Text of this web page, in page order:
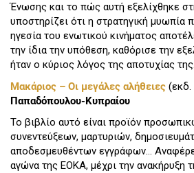
Ένωσης και το πώς αυτή εξελίχθηκε
υποστηρίζει ότι η στρατηγική μυωπία
ηγεσία του ενωτικού κινήματος
την ίδια την υπόθεση, καθόρισε την
ήταν ο κύριος λόγος της αποτυχίας της.
Μακάριος – Οι μεγάλες αλήθειες (εκδ.
Παπαδόπουλου-Κυπραίου
Το βιβλίο αυτό είναι προϊόν
συνεντεύξεων, μαρτυριών,
αποδεσμευθέντων εγγράφων...
αγώνα της ΕΟΚΑ, μέχρι την ανακήρυξη